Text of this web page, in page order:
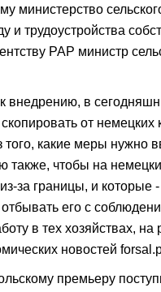
министерство
и трудоустройства
РАР министр
внедрению, в
от
того, какие меры нужно
также, чтобы на
за границы, и
его с
в тех хозяйствах,
новостей
премьеру